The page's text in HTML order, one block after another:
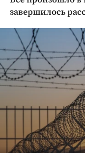
Криминал
Образование
Общество
Погода
Спорт
Экономика и
завершилось